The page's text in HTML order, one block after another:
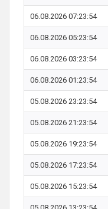
06.08.2026 07:23:54
06.08.2026 05:23:54
06.08.2026 03:23:54
06.08.2026 01:23:54
05.08.2026 23:23:54
05.08.2026 21:23:54
05.08.2026 19:23:54
05.08.2026 17:23:54
05.08.2026 15:23:54